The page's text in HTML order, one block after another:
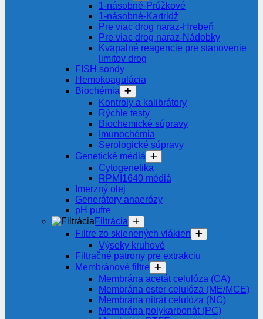
1-násobné-Prúžkové
1-násobné-Kartridž
Pre viac drog naraz-Hrebeň
Pre viac drog naraz-Nádobky
Kvapalné reagencie pre stanovenie
limitov drog
FISH sondy
Hemokoagulácia
Biochémia
Kontroly a kalibrátory
Rýchle testy
Biochemické súpravy
Imunochémia
Serologické súpravy
Genetické médiá
Cytogenetika
RPMI1640 médiá
Imerzný olej
Generátory anaerózy
pH pufre
Filtrácia
Filtre zo sklenených vlákien
Výseky kruhové
Filtračné patrony pre extrakciu
Membránové filtre
Membrána acetát celulóza (CA)
Membrána ester celulóza (ME/MCE)
Membrána nitrát celulóza (NC)
Membrána polykarbonát (PC)